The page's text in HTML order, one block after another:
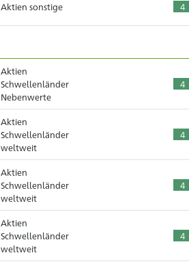
Aktien sonstige 4
Aktien
Schwellenländer
Nebenwerte
4
Aktien
Schwellenländer
weltweit
4
Aktien
Schwellenländer
weltweit
4
Aktien
Schwellenländer
weltweit
4